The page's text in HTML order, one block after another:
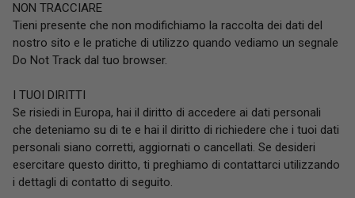
NON TRACCIARE
Tieni presente che non modifichiamo la raccolta dei dati del
nostro sito e le pratiche di utilizzo quando vediamo un segnale
Do Not Track dal tuo browser.
I TUOI DIRITTI
Se risiedi in Europa, hai il diritto di accedere ai dati personali
che deteniamo su di te e hai il diritto di richiedere che i tuoi dati
personali siano corretti, aggiornati o cancellati. Se desideri
esercitare questo diritto, ti preghiamo di contattarci utilizzando
i dettagli di contatto di seguito.